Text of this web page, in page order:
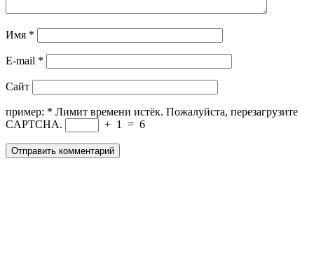
Имя *
E-mail *
Сайт
пример: * Лимит времени истёк. Пожалуйста, перезагрузите
CAPTCHA.
+ 1 = 6